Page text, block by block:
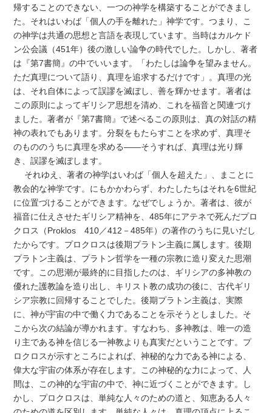
帰することのできない、一つの神学を構築することができまし
た。それはいわば「個人の手を離れた」神学です。つまり、こ
の神学は共通の思想と言語を表現しています。当時はカルケド
ン公会議（451年）後の激しい論争の時代でした。しかし、著者
は『第7書簡』の中でいいます。「わたしは論争を望みません。
ただ真理について語り、真理を追求するだけです」。真理の光
は、それ自体によって誤謬を滅ぼし、善を輝かせます。著者は
この原則によってギリシア思想を清め、これを福音と関連づけ
ました。著者が『第7書簡』で述べるこの原則は、真の対話の精
神の表れでもあります。分裂をもたらすことを求めず、真理そ
のもののうちに真理を求める――そうすれば、真理は光り輝
き、誤謬を滅ぼします。
それゆえ、著者の神学はいわば「個人を超えた」、まことに
教会的な神学です。にもかかわらず、わたしたちはそれを6世紀
に位置づけることができます。なぜでしょうか。著者は、彼が
福音に仕えさせたギリシア精神を、485年にアテネで死んだプロ
クロス（Proklos 410／412－485年）の著作のうちに見いだし
たからです。プロクロスは後期プラトン主義に属します。後期
プラトン主義は、プラトン哲学を一種の宗教に造り変えた思潮
です。この思潮が最終的に目指したのは、ギリシアの多神教の
優れた護教論を造り出し、キリスト教の成功の後に、古代ギリ
シア宗教に回帰することでした。後期プラトン主義は、実際
に、神が宇宙の中で働く力であることを示そうとしました。そ
こから次の結論が導かれます。すなわち、多神教は、唯一の造
り主である神を信じる一神教よりも真実だということです。プ
ロクロスが示すところによれば、神秘的な力である神による、
偉大な宇宙の体系が存在します。この神秘的な力によって、人
間は、この神的な宇宙の中で、神に近づくことができます。し
かし、プロクロスは、単純な人々のための道と、知恵ある人々